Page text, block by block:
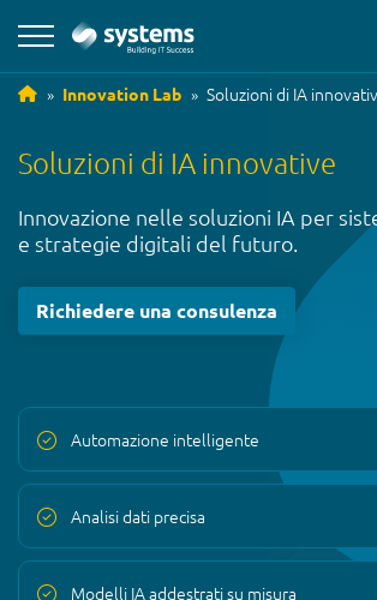
service@
+39 0471 63 11 42
info@systems.bz
Innovation Lab Soluzioni di IA
Soluzioni di IA innovative
Innovazione nelle soluzioni IA per
e strategie digitali del futuro.
Richiedere una consulenza
Automazione intelligente
Analisi dati precisa
Modelli IA addestrati su misura